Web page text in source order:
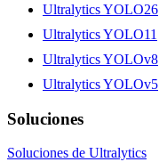
Ultralytics YOLO26
Ultralytics YOLO11
Ultralytics YOLOv8
Ultralytics YOLOv5
Soluciones
Soluciones de Ultralytics